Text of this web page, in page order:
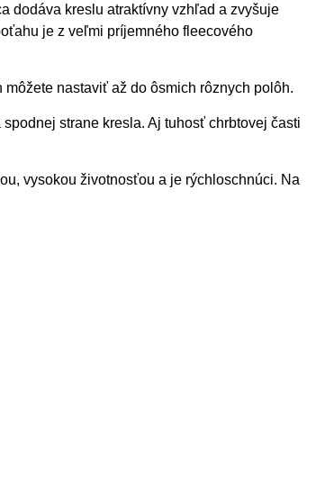
dodáva kreslu atraktívny vzhľad a zvyšuje
je z veľmi príjemného fleecového
nastaviť až do ôsmich rôznych polôh.
strane kresla. Aj tuhosť chrbtovej časti
vysokou životnosťou a je rýchloschnúci. Na